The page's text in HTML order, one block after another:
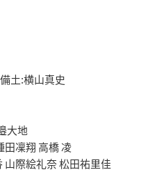
土:横山真史
大地
田凜翔 高橋 凌
山際絵礼奈 松田祐里佳